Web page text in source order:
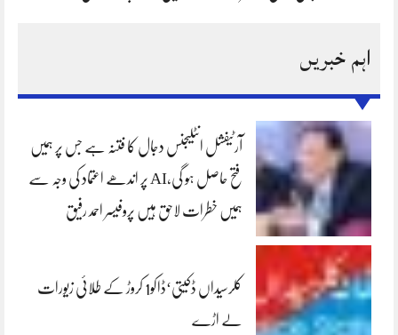
اہم خبریں
آرٹیفشل انٹلیجنس دجال کا فتنہ ہے جس پر ہمیں
فتح حاصل ہو گی،AI پر اندھے اعتماد کی وجہ سے
ہمیں خطرات لاحق ہیں پروفیسر احمد رفیق
کلرسیداں ڈکیتی‘ڈاکو1 کروڑ کے طلائی زیورات
لے اڑے